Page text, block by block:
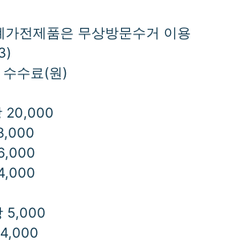
가전제품은 무상방문수거 이용
수료(원)
20,000
5,000